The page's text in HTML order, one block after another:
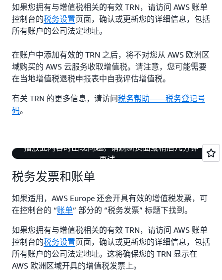
如果您拥有与增值税相关的有效 TRN，请访问 AWS 账单
控制台的税务设置页面，确认或更新您的详细信息，包括
所有账户的公司法定地址。
在账户中添加有效的 TRN 之后，将不对您从 AWS 欧洲区
域购买的 AWS 云服务收取增值税。请注意，您可能需要
在当地增值税退税申报表中自我评估增值税。
有关 TRN 的更多信息，请访问税务帮助——税务登记号
码。
税务发票和账单
如果适用，AWS Europe 还会开具有效的增值税发票，可
在控制台的 “账单” 部分的 “税务发票” 标题下找到。
如果您拥有与增值税相关的有效 TRN，请访问 AWS 账单
控制台的税务设置页面，确认或更新您的详细信息，包括
所有账户的公司法定地址。这将确保您的 TRN 显示在
AWS 欧洲区域开具的增值税发票上。
播放此内容时出现问题。请刷新页面或稍后几分钟
再试。